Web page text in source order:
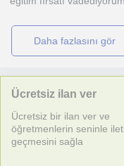
daha fazlasını gör
Ücretsiz ilan ver
Ücretsiz bir ilan ver ve
öğretmenlerin seninle
geçmesini sağla